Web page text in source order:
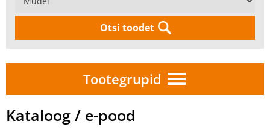
Otsi toodet
Tootegrupid
Kataloog / e-pood